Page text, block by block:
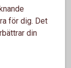
försvunnit.
för dig. Det
din